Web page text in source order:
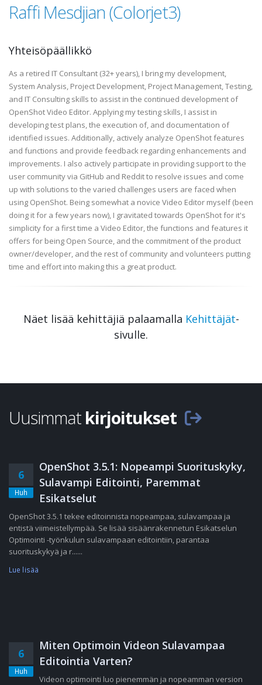
Raffi Mesdjian (Colorjet3)
Yhteisöpäällikkö
As a retired IT Consultant (32+ years), I bring my development,
System Analysis, Project Development, Project Management, Testing,
and IT Consulting skills to assist in the continued development of
OpenShot Video Editor. Applying my testing skills, I assist in
developing test plans, the execution of, and documentation of
identified issues. Additionally, actively analyze OpenShot features
and functions and provide feedback regarding enhancements and
improvements. I also actively participate in providing support to the
user community via GitHub and Reddit to resolve issues and come
up with solutions to the varied challenges users are faced when
using OpenShot. Being somewhat a novice Video Editor myself (been
doing it for a few years now), I gravitated towards OpenShot for it's
simplicity for a first time a Video Editor, the functions and features it
offers for being Open Source, and the commitment of the product
owner/developer, and the rest of community and volunteers putting
time and effort into making this a great product.
Näet lisää kehittäjiä palaamalla Kehittäjät-
sivulle.
Uusimmat kirjoitukset
6
Huh
OpenShot 3.5.1: Nopeampi Suorituskyky,
Sulavampi Editointi, Paremmat
Esikatselut
OpenShot 3.5.1 tekee editoinnista nopeampaa, sulavampaa ja
entistä viimeistellympää. Se lisää sisäänrakennetun Esikatselun
Optimointi -työnkulun sulavampaan editointiin, parantaa
suorituskykyä ja r......
Lue lisää
6
Huh
Miten Optimoin Videon Sulavampaa
Editointia Varten?
Videon optimointi luo pienemmän ja nopeamman version